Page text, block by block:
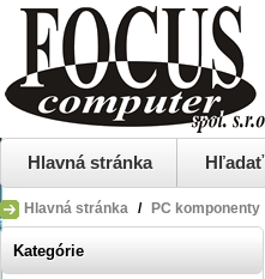
Hlavná stránka Hľadať
Hlavná stránka / PC komponenty
Kategórie